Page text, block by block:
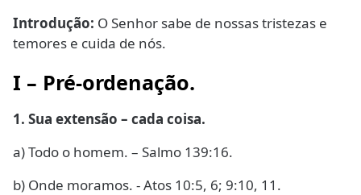
Introdução: O Senhor sabe de nossas tristezas e
temores e cuida de nós.
I – Pré-ordenação.
1. Sua extensão – cada coisa.
a) Todo o homem. – Salmo 139:16.
b) Onde moramos. - Atos 10:5, 6; 9:10, 11.